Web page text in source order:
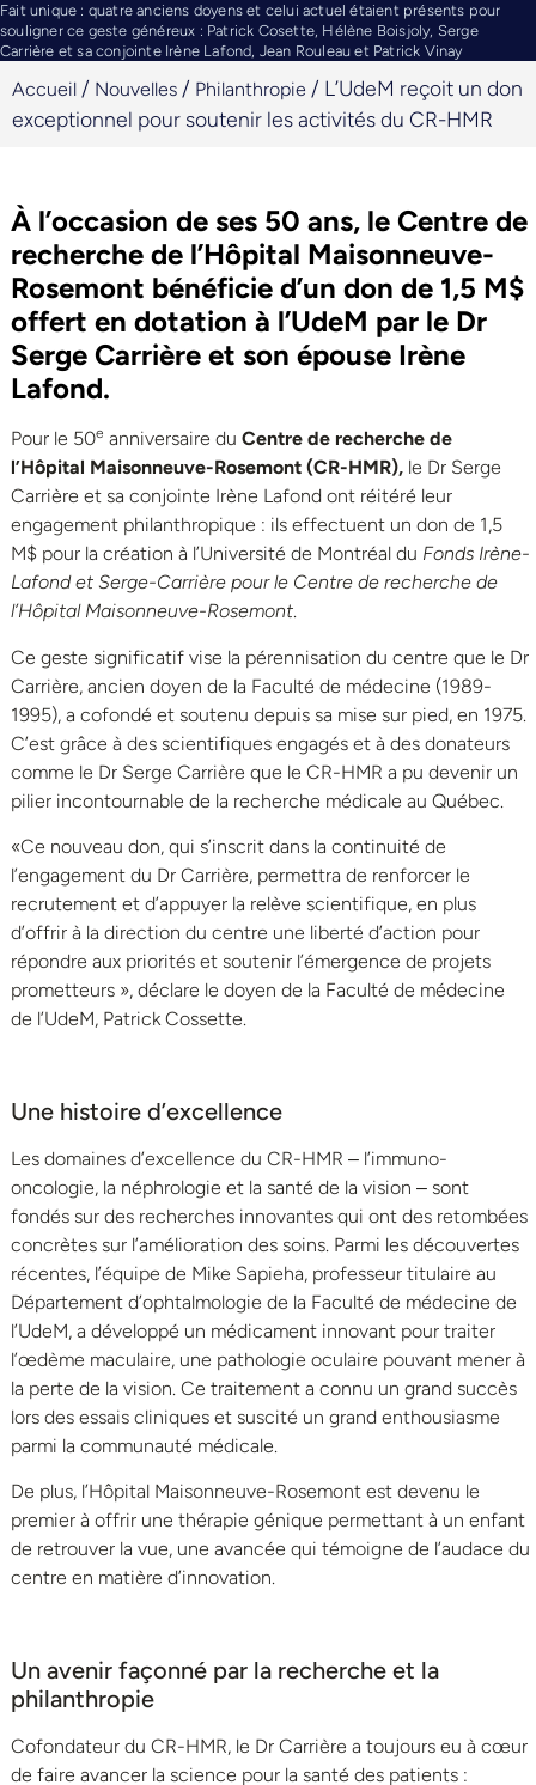
Fait unique : quatre anciens doyens et celui actuel étaient présents pour
souligner ce geste généreux : Patrick Cosette, Hélène Boisjoly, Serge
Carrière et sa conjointe Irène Lafond, Jean Rouleau et Patrick Vinay
Accueil / Nouvelles / Philanthropie / L’UdeM reçoit un don
exceptionnel pour soutenir les activités du CR-HMR
À l’occasion de ses 50 ans, le Centre de
recherche de l’Hôpital Maisonneuve-
Rosemont bénéficie d’un don de 1,5 M$
offert en dotation à l’UdeM par le Dr
Serge Carrière et son épouse Irène
Lafond.
Pour le 50e anniversaire du Centre de recherche de
l’Hôpital Maisonneuve-Rosemont (CR-HMR), le Dr Serge
Carrière et sa conjointe Irène Lafond ont réitéré leur
engagement philanthropique : ils effectuent un don de 1,5
M$ pour la création à l’Université de Montréal du Fonds Irène-
Lafond et Serge-Carrière pour le Centre de recherche de
l’Hôpital Maisonneuve-Rosemont.
Ce geste significatif vise la pérennisation du centre que le Dr
Carrière, ancien doyen de la Faculté de médecine (1989-
1995), a cofondé et soutenu depuis sa mise sur pied, en 1975.
C’est grâce à des scientifiques engagés et à des donateurs
comme le Dr Serge Carrière que le CR-HMR a pu devenir un
pilier incontournable de la recherche médicale au Québec.
«Ce nouveau don, qui s’inscrit dans la continuité de
l’engagement du Dr Carrière, permettra de renforcer le
recrutement et d’appuyer la relève scientifique, en plus
d’offrir à la direction du centre une liberté d’action pour
répondre aux priorités et soutenir l’émergence de projets
prometteurs », déclare le doyen de la Faculté de médecine
de l’UdeM, Patrick Cossette.
Une histoire d’excellence
Les domaines d’excellence du CR-HMR ‒ l’immuno-
oncologie, la néphrologie et la santé de la vision ‒ sont
fondés sur des recherches innovantes qui ont des retombées
concrètes sur l’amélioration des soins. Parmi les découvertes
récentes, l’équipe de Mike Sapieha, professeur titulaire au
Département d’ophtalmologie de la Faculté de médecine de
l’UdeM, a développé un médicament innovant pour traiter
l’œdème maculaire, une pathologie oculaire pouvant mener à
la perte de la vision. Ce traitement a connu un grand succès
lors des essais cliniques et suscité un grand enthousiasme
parmi la communauté médicale.
De plus, l’Hôpital Maisonneuve-Rosemont est devenu le
premier à offrir une thérapie génique permettant à un enfant
de retrouver la vue, une avancée qui témoigne de l’audace du
centre en matière d’innovation.
Un avenir façonné par la recherche et la
philanthropie
Cofondateur du CR-HMR, le Dr Carrière a toujours eu à cœur
de faire avancer la science pour la santé des patients :